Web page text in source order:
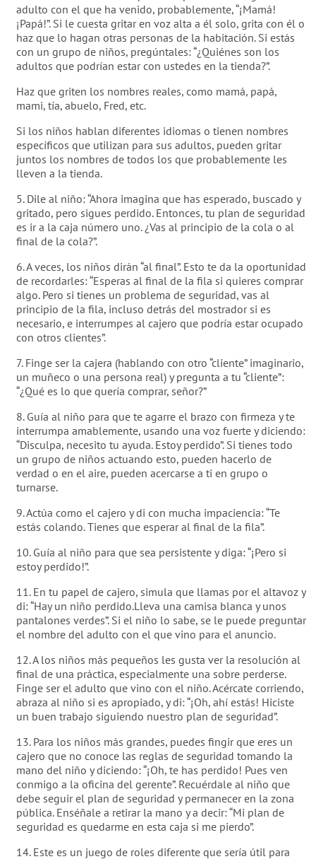
adulto con el que ha venido, probablemente, “¡Mamá!
¡Papá!”. Si le cuesta gritar en voz alta a él solo, grita con él o
haz que lo hagan otras personas de la habitación. Si estás
con un grupo de niños, pregúntales: “¿Quiénes son los
adultos que podrían estar con ustedes en la tienda?”.
Haz que griten los nombres reales, como mamá, papá,
mami, tía, abuelo, Fred, etc.
Si los niños hablan diferentes idiomas o tienen nombres
específicos que utilizan para sus adultos, pueden gritar
juntos los nombres de todos los que probablemente les
lleven a la tienda.
5. Dile al niño: “Ahora imagina que has esperado, buscado y
gritado, pero sigues perdido. Entonces, tu plan de seguridad
es ir a la caja número uno. ¿Vas al principio de la cola o al
final de la cola?”.
6. A veces, los niños dirán “al final”. Esto te da la oportunidad
de recordarles: “Esperas al final de la fila si quieres comprar
algo. Pero si tienes un problema de seguridad, vas al
principio de la fila, incluso detrás del mostrador si es
necesario, e interrumpes al cajero que podría estar ocupado
con otros clientes”.
7. Finge ser la cajera (hablando con otro “cliente” imaginario,
un muñeco o una persona real) y pregunta a tu “cliente”:
“¿Qué es lo que quería comprar, señor?”
8. Guía al niño para que te agarre el brazo con firmeza y te
interrumpa amablemente, usando una voz fuerte y diciendo:
“Disculpa, necesito tu ayuda. Estoy perdido”. Si tienes todo
un grupo de niños actuando esto, pueden hacerlo de
verdad o en el aire, pueden acercarse a ti en grupo o
turnarse.
9. Actúa como el cajero y di con mucha impaciencia: “Te
estás colando. Tienes que esperar al final de la fila”.
10. Guía al niño para que sea persistente y diga: “¡Pero si
estoy perdido!”.
11. En tu papel de cajero, simula que llamas por el altavoz y
di: “Hay un niño perdido.Lleva una camisa blanca y unos
pantalones verdes”. Si el niño lo sabe, se le puede preguntar
el nombre del adulto con el que vino para el anuncio.
12. A los niños más pequeños les gusta ver la resolución al
final de una práctica, especialmente una sobre perderse.
Finge ser el adulto que vino con el niño. Acércate corriendo,
abraza al niño si es apropiado, y di: “¡Oh, ahí estás! Hiciste
un buen trabajo siguiendo nuestro plan de seguridad”.
13. Para los niños más grandes, puedes fingir que eres un
cajero que no conoce las reglas de seguridad tomando la
mano del niño y diciendo: “¡Oh, te has perdido! Pues ven
conmigo a la oficina del gerente”. Recuérdale al niño que
debe seguir el plan de seguridad y permanecer en la zona
pública. Enséñale a retirar la mano y a decir: “Mi plan de
seguridad es quedarme en esta caja si me pierdo”.
14. Este es un juego de roles diferente que sería útil para